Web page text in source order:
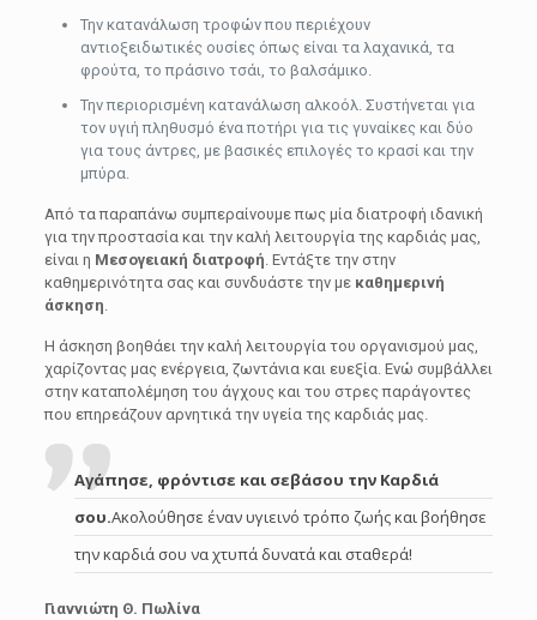
Την κατανάλωση τροφών που περιέχουν
αντιοξειδωτικές ουσίες όπως είναι τα λαχανικά, τα
φρούτα, το πράσινο τσάι, το βαλσάμικο.
Την περιορισμένη κατανάλωση αλκοόλ. Συστήνεται για
τον υγιή πληθυσμό ένα ποτήρι για τις γυναίκες και δύο
για τους άντρες, με βασικές επιλογές το κρασί και την
μπύρα.
Από τα παραπάνω συμπεραίνουμε πως μία διατροφή ιδανική
για την προστασία και την καλή λειτουργία της καρδιάς μας,
είναι η Μεσογειακή διατροφή . Εντάξτε την στην
καθημερινότητα σας και συνδυάστε την με καθημερινή
άσκηση
Η άσκηση βοηθάει την καλή λειτουργία του οργανισμού μας,
χαρίζοντας μας ενέργεια, ζωντάνια και ευεξία. Ενώ συμβάλλει
στην καταπολέμηση του άγχους και του στρες παράγοντες
που επηρεάζουν αρνητικά την υγεία της καρδιάς μας.
Αγάπησε, φρόντισε και σεβάσου την Καρδιά
σου.Ακολούθησε έναν υγιεινό τρόπο ζωής και βοήθησε
την καρδιά σου να χτυπά δυνατά και σταθερά!
Γιαννιώτη Θ. Πωλίνα